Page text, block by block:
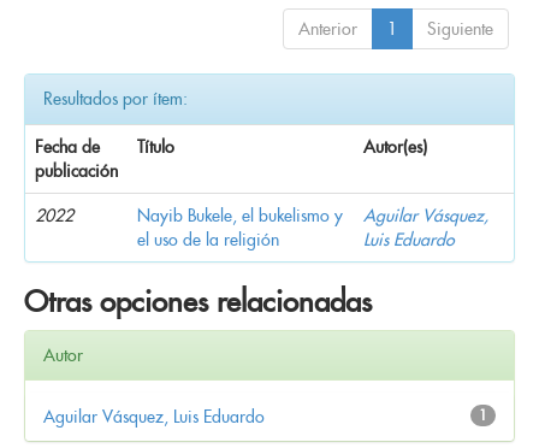
Anterior 1 Siguiente
Resultados por ítem:
Fecha de
publicación
Título Autor(es)
2022
Nayib Bukele, el bukelismo y
el uso de la religión
Aguilar Vásquez,
Luis Eduardo
Otras opciones relacionadas
Autor
1
Aguilar Vásquez, Luis Eduardo